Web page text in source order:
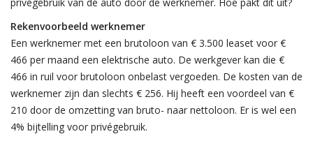
Rekenvoorbeeld werknemer
Een werknemer met een brutoloon van € 3.500 leaset voor €
466 per maand een elektrische auto. De werkgever kan die €
466 in ruil voor brutoloon onbelast vergoeden. De kosten van de
werknemer zijn dan slechts € 256. Hij heeft een voordeel van €
210 door de omzetting van bruto- naar nettoloon. Er is wel een
4% bijtelling voor privégebruik.